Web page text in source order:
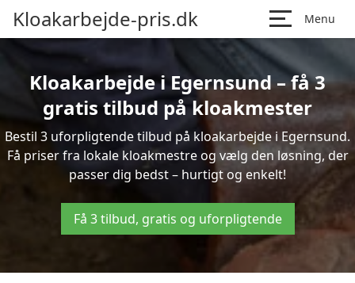
Kloakarbejde-pris.dk Menu
Kloakarbejde i Egernsund – få 3
gratis tilbud på kloakmester
Bestil 3 uforpligtende tilbud på kloakarbejde i Egernsund.
Få priser fra lokale kloakmestre og vælg den løsning, der
passer dig bedst – hurtigt og enkelt!
Få 3 tilbud, gratis og uforpligtende